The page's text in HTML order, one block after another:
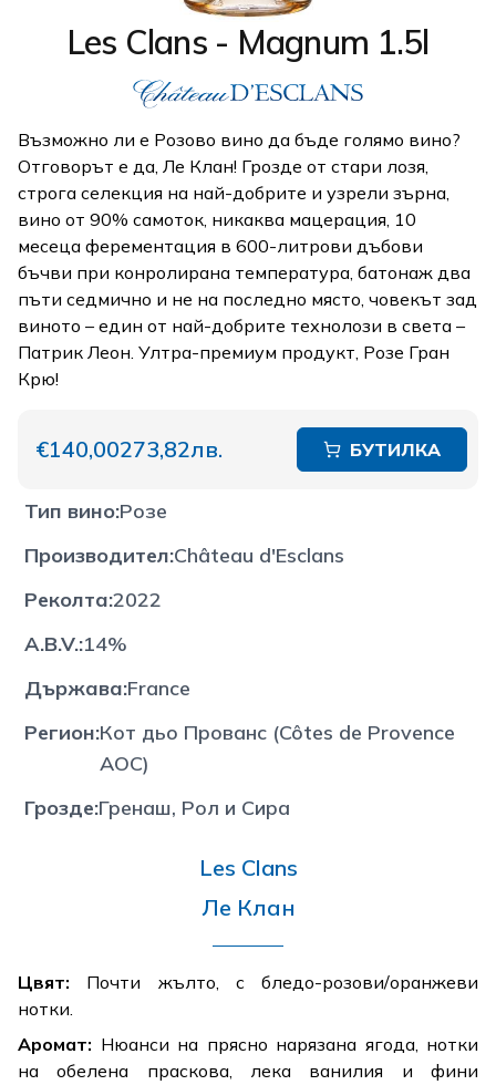
Les Clans - Magnum 1.5l
Възможно ли е Розово вино да бъде голямо вино?
Отговорът е да, Ле Клан! Грозде от стари лозя,
строга селекция на най-добрите и узрели зърна,
вино от 90% самоток, никаква мацерация, 10
месеца ферементация в 600-литрови дъбови
бъчви при конролирана температура, батонаж два
пъти седмично и не на последно място, човекът зад
виното – един от най-добрите технолози в света –
Патрик Леон. Ултра-премиум продукт, Розе Гран
Крю!
€140,00273,82лв. БУТИЛКА
Тип вино:Розе
Производител:Château d'Esclans
Реколта:2022
A.B.V.:14%
Държава:France
Регион:Кот дьо Прованс (Côtes de Provence
AOC)
Грозде:Гренаш, Рол и Сира
Les Clans
Ле Клан
Цвят: Почти жълто, с бледо-розови/оранжеви
нотки.
Аромат: Нюанси на прясно нарязана ягода, нотки
на обелена праскова, лека ванилия и фини